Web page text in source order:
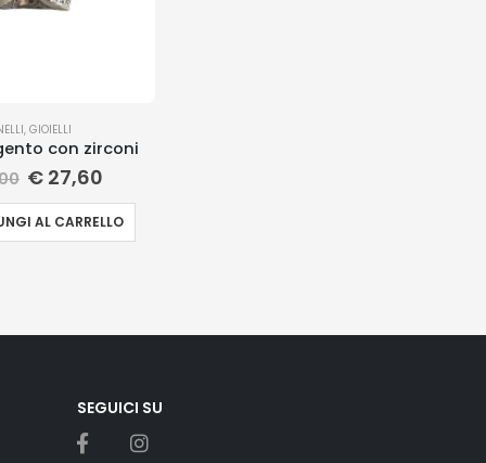
,GIOIELLI
con zirconi
€ 27,60
AL CARRELLO
SEGUICI SU